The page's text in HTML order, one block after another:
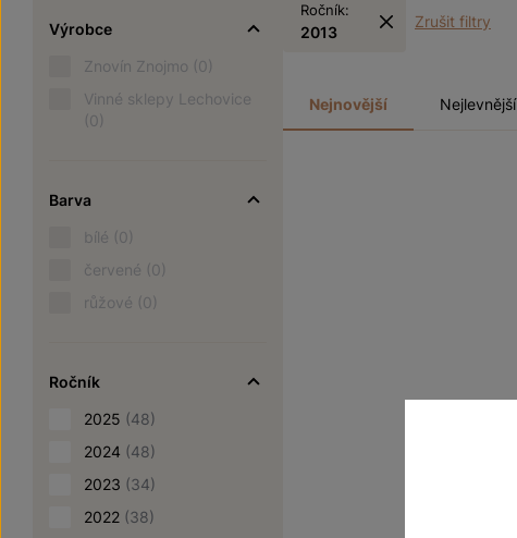
Výrobce
Znovín Znojmo (0)
Vinné sklepy Lechovice
(0)
Barva
bílé (0)
červené (0)
růžové (0)
Ročník
2025 (48)
2024 (48)
2023 (34)
2022 (38)
Ročník:
2013
Zrušit filtry
Nejnovější Nejlevnější